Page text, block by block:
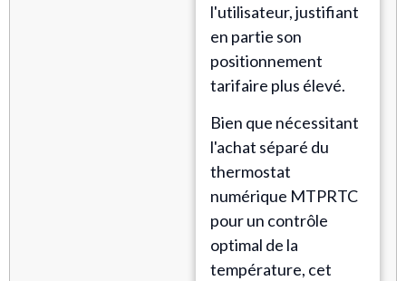
l'utilisateur, justifiant
en partie son
positionnement
tarifaire plus élevé.
Bien que nécessitant
l'achat séparé du
thermostat
numérique MTPRTC
pour un contrôle
optimal de la
température, cet